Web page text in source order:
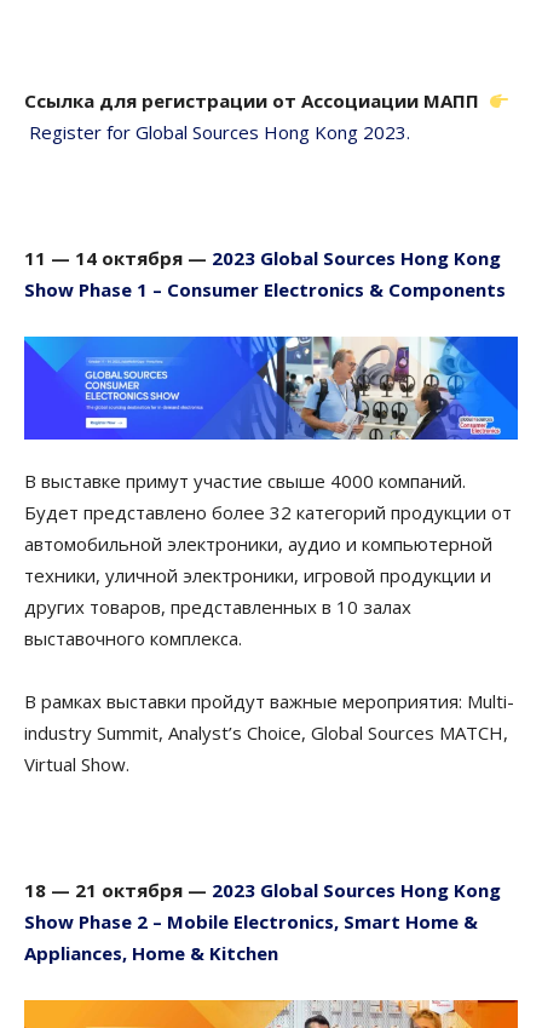
Ссылка для регистрации от Ассоциации МАПП
Register for Global Sources Hong Kong 2023.
11 — 14 октября — 2023 Global Sources Hong Kong
Show Phase 1 – Consumer Electronics & Components
В выставке примут участие свыше 4000 компаний.
Будет представлено более 32 категорий продукции от
автомобильной электроники, аудио и компьютерной
техники, уличной электроники, игровой продукции и
других товаров, представленных в 10 залах
выставочного комплекса.
В рамках выставки пройдут важные мероприятия: Multi-
industry Summit, Analyst’s Choice, Global Sources MATCH,
Virtual Show.
18 — 21 октября — 2023 Global Sources Hong Kong
Show Phase 2 – Mobile Electronics, Smart Home &
Appliances, Home & Kitchen